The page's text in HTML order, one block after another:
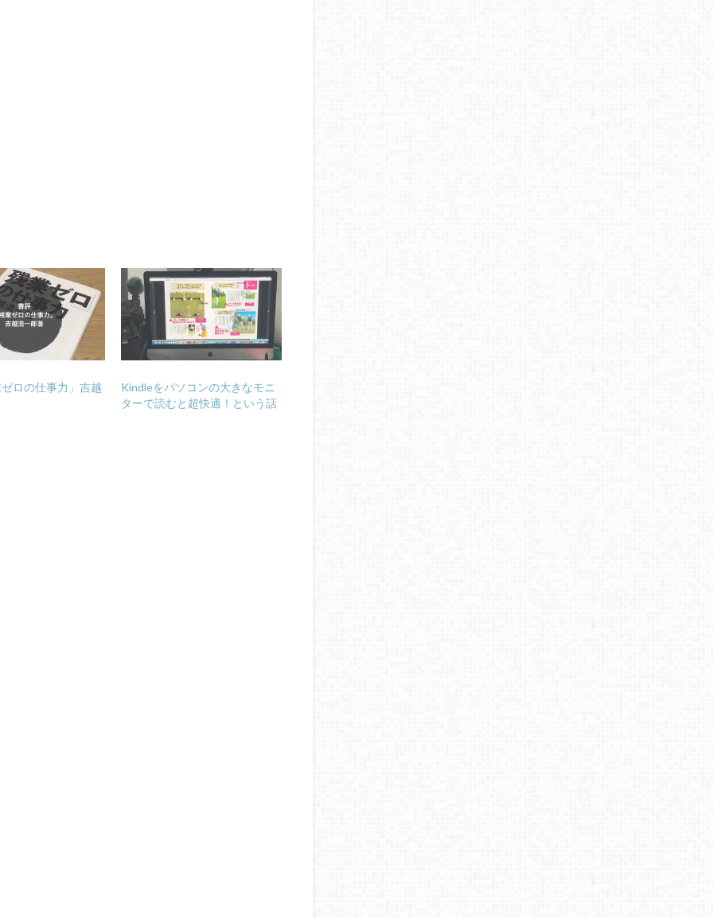
ロの仕事力」吉越
Kindleをパソコンの大きなモニ
ターで読むと超快適！という話